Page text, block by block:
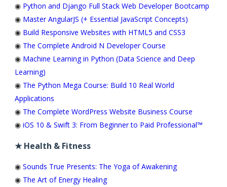
◉ Python and Django Full Stack Web Developer Bootcamp
◉ Master AngularJS (+ Essential JavaScript Concepts)
◉ Build Responsive Websites with HTML5 and CSS3
◉ The Complete Android N Developer Course
◉ Machine Learning in Python (Data Science and Deep
Learning)
◉ The Python Mega Course: Build 10 Real World
Applications
◉ The Complete WordPress Website Business Course
◉ iOS 10 & Swift 3: From Beginner to Paid Professional™
★ Health & Fitness
◉ Sounds True Presents: The Yoga of Awakening
◉ The Art of Energy Healing